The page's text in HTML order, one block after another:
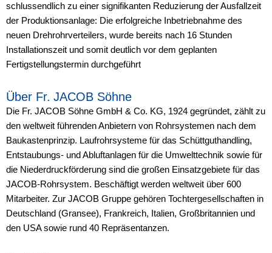
schlussendlich zu einer signifikanten Reduzierung der Ausfallzeit
der Produktionsanlage: Die erfolgreiche Inbetriebnahme des
neuen Drehrohrverteilers, wurde bereits nach 16 Stunden
Installationszeit und somit deutlich vor dem geplanten
Fertigstellungstermin durchgeführt
Über Fr. JACOB Söhne
Die Fr. JACOB Söhne GmbH & Co. KG, 1924 gegründet, zählt zu
den weltweit führenden Anbietern von Rohrsystemen nach dem
Baukastenprinzip. Laufrohrsysteme für das Schüttguthandling,
Entstaubungs- und Abluftanlagen für die Umwelttechnik sowie für
die Niederdruckförderung sind die großen Einsatzgebiete für das
JACOB-Rohrsystem. Beschäftigt werden weltweit über 600
Mitarbeiter. Zur JACOB Gruppe gehören Tochtergesellschaften in
Deutschland (Gransee), Frankreich, Italien, Großbritannien und
den USA sowie rund 40 Repräsentanzen.